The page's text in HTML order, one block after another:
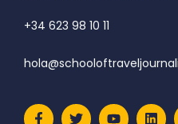
+34 623 98 10 11